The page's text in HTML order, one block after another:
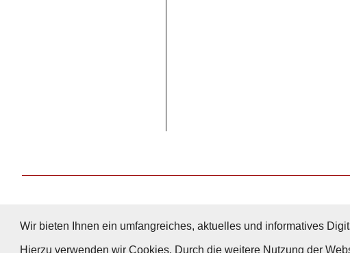
Wir bieten Ihnen ein umfangreiches, aktuelles und informatives
Hierzu verwenden wir Cookies. Durch die weitere Nutzung der